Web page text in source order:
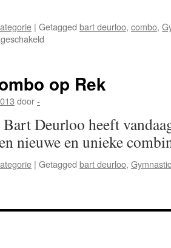
| Getagged bart deurloo, combo,
op Rek
door-
Deurloo heeft
nieuwe en unieke
| Getagged bart deurloo,